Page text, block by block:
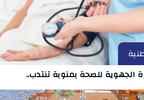
الجهوية للصحة بمنوبة تنتدب..